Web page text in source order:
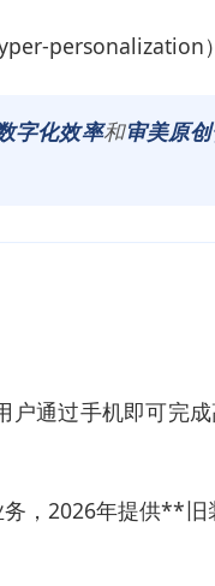
字化效率和审美原
通过手机即可完
务，2026年提供**